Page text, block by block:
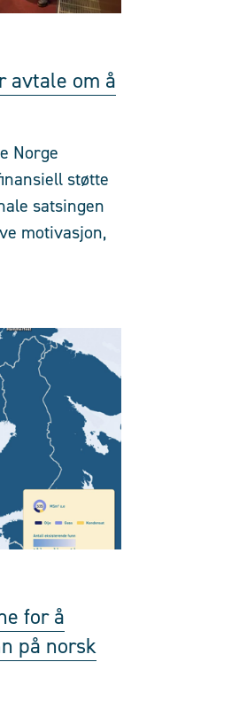
avtale om å
Norge
støtte
satsingen
motivasjon,
for å
på norsk